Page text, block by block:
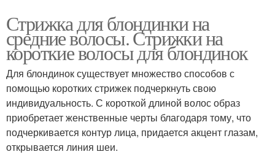
Стрижка для блондинки на
средние волосы. Стрижки на
короткие волосы для блондинок
Для блондинок существует множество способов с
помощью коротких стрижек подчеркнуть свою
индивидуальность. С короткой длиной волос образ
приобретает женственные черты благодаря тому, что
подчеркивается контур лица, придается акцент глазам,
открывается линия шеи.